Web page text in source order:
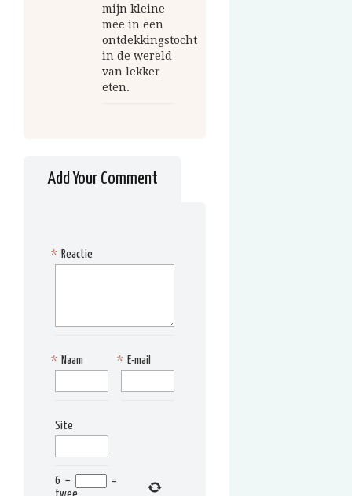
mijn kleine
mee in een
ontdekkingstocht
in de wereld
van lekker
eten.
Add Your Comment
Reactie
*
Naam
* E-mail
*
Site
6 −
=